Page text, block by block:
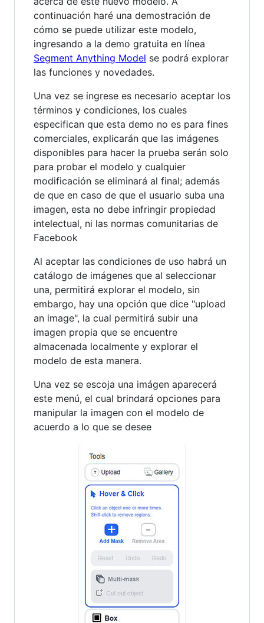
continuación haré una demostración de
cómo se puede utilizar este modelo,
ingresando a la demo gratuita en línea
Segment Anything Model se podrá explorar
las funciones y novedades.
Una vez se ingrese es necesario aceptar los
términos y condiciones, los cuales
especifican que esta demo no es para fines
comerciales, explicarán que las imágenes
disponibles para hacer la prueba serán solo
para probar el modelo y cualquier
modificación se eliminará al final; además
de que en caso de que el usuario suba una
imagen, esta no debe infringir propiedad
intelectual, ni las normas comunitarias de
Facebook
Al aceptar las condiciones de uso habrá un
catálogo de imágenes que al seleccionar
una, permitirá explorar el modelo, sin
embargo, hay una opción que dice "upload
an image", la cual permitirá subir una
imagen propia que se encuentre
almacenada localmente y explorar el
modelo de esta manera.
Una vez se escoja una imágen aparecerá
este menú, el cual brindará opciones para
manipular la imagen con el modelo de
acuerdo a lo que se desee